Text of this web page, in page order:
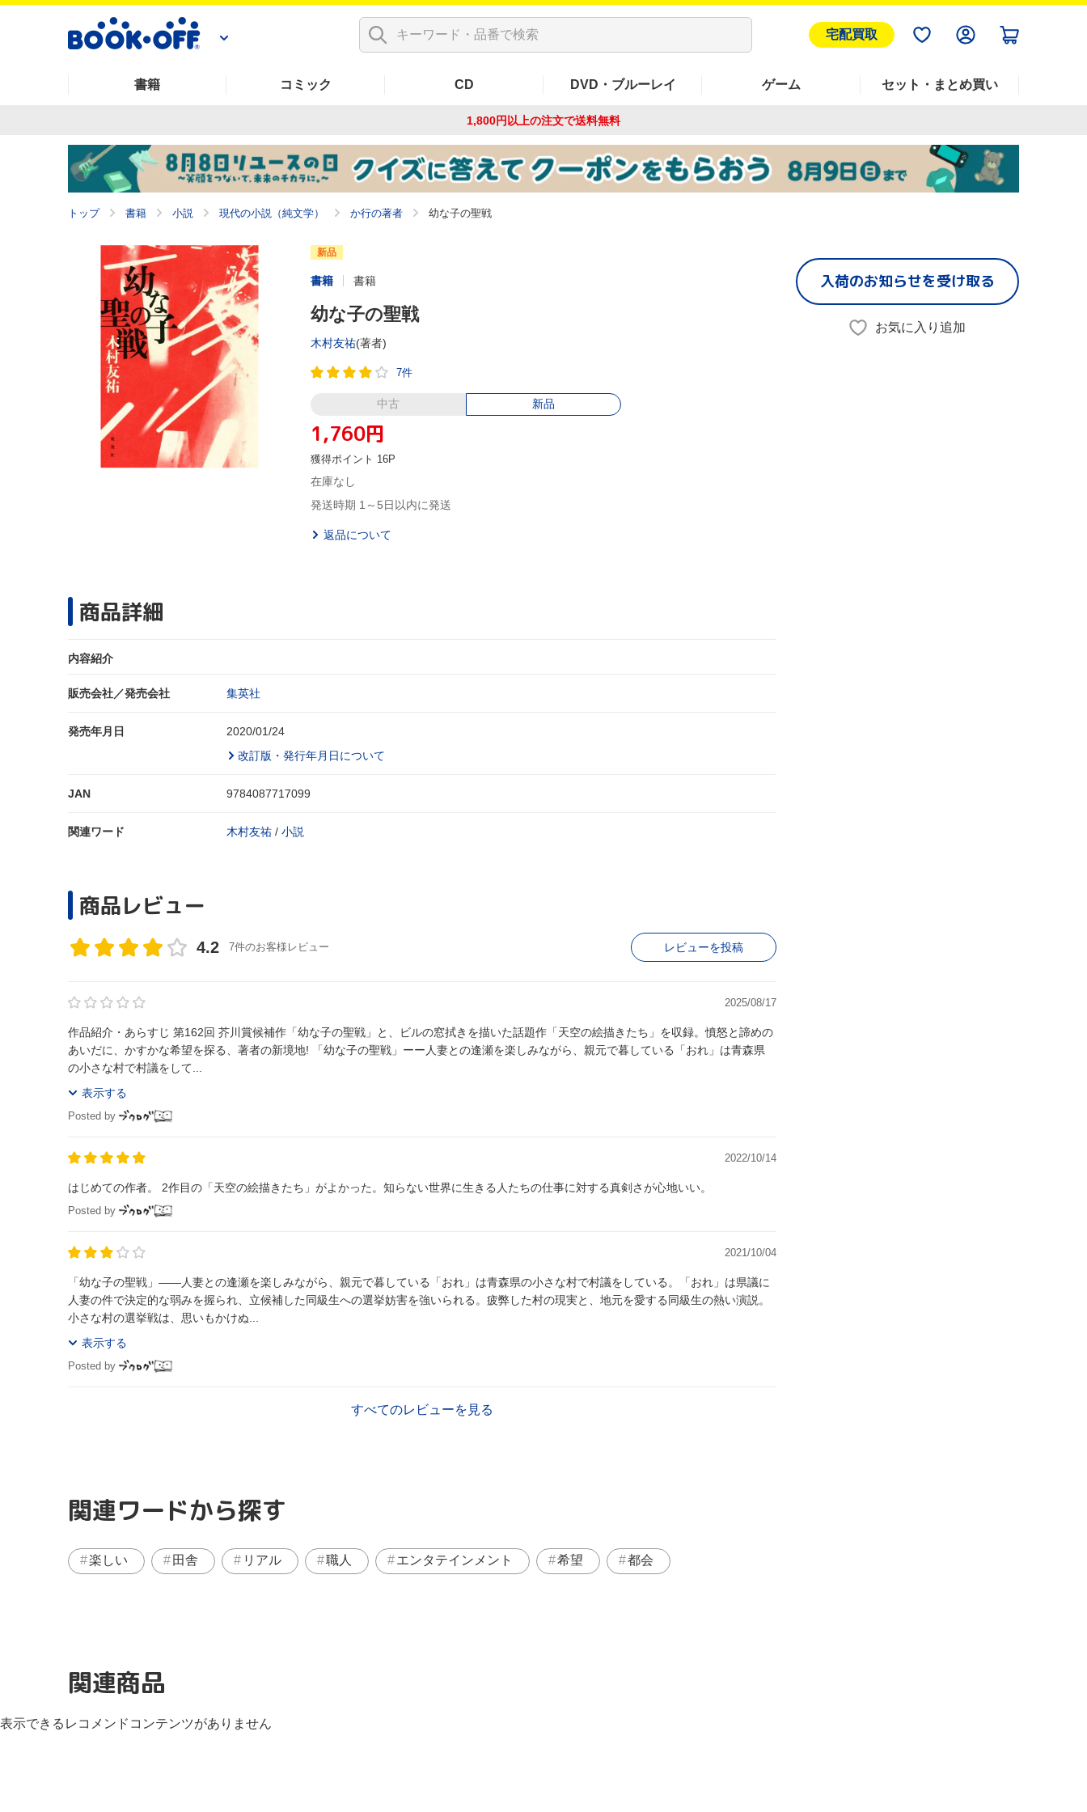
宅配買取
書籍 コミック CD DVD・ブルーレイ ゲーム セット・まとめ買い
1,800円以上の注文で送料無料
トップ 書籍 小説 現代の小説（純文学） か行の著者 幼な子の聖戦
新品
書籍 書籍
幼な子の聖戦
木村友祐(著者)
7件
中古 新品
1,760円
獲得ポイント 16P
在庫なし
発送時期 1～5日以内に発送
返品について
商品詳細
内容紹介
販売会社／発売会社 集英社
発売年月日
2020/01/24
改訂版・発行年月日について
JAN 9784087717099
関連ワード 木村友祐 / 小説
入荷のお知らせを受け取る
お気に入り追加
商品レビュー
4.2 7件のお客様レビュー レビューを投稿
2025/08/17
作品紹介・あらすじ 第162回 芥川賞候補作「幼な子の聖戦」と、ビルの窓拭きを描いた話題作「天空の絵描きたち」を収録。憤怒と諦めの
あいだに、かすかな希望を探る、著者の新境地! 「幼な子の聖戦」ーー人妻との逢瀬を楽しみながら、親元で暮している「おれ」は青森県
の小さな村で村議をして...
表示する
Posted by
2022/10/14
はじめての作者。 2作目の「天空の絵描きたち」がよかった。知らない世界に生きる人たちの仕事に対する真剣さが心地いい。
Posted by
2021/10/04
「幼な子の聖戦」――人妻との逢瀬を楽しみながら、親元で暮している「おれ」は青森県の小さな村で村議をしている。「おれ」は県議に
人妻の件で決定的な弱みを握られ、立候補した同級生への選挙妨害を強いられる。疲弊した村の現実と、地元を愛する同級生の熱い演説。
小さな村の選挙戦は、思いもかけぬ...
表示する
Posted by
すべてのレビューを見る
関連ワードから探す
楽しい 田舎 リアル 職人 エンタテインメント 希望 都会
関連商品
表示できるレコメンドコンテンツがありません